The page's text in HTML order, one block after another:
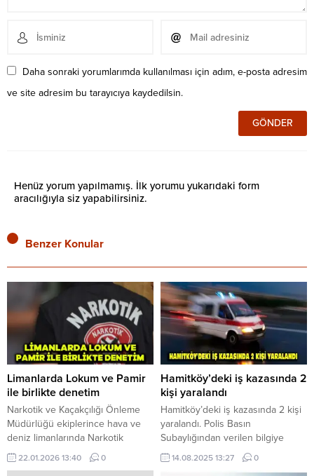
Daha sonraki yorumlarımda kullanılması için adım, e-posta adresim
ve site adresim bu tarayıcıya kaydedilsin.
Henüz yorum yapılmamış. İlk yorumu yukarıdaki form
aracılığıyla siz yapabilirsiniz.
Benzer Konular
Limanlarda Lokum ve Pamir
ile birlikte denetim
Narkotik ve Kaçakçılığı Önleme
Müdürlüğü ekiplerince hava ve
deniz limanlarında Narkotik
Dedektör Köpekleri “Lokum ve
Pamir” ile birlikte denetimler
22.01.2026 13:40 0
Hamitköy’deki iş kazasında 2
kişi yaralandı
Hamitköy’deki iş kazasında 2 kişi
yaralandı. Polis Basın
Subaylığından verilen bilgiye
göre, dün saat 14.30 sıralarında,
Hamitköy’deki plastik depo
14.08.2025 13:27 0